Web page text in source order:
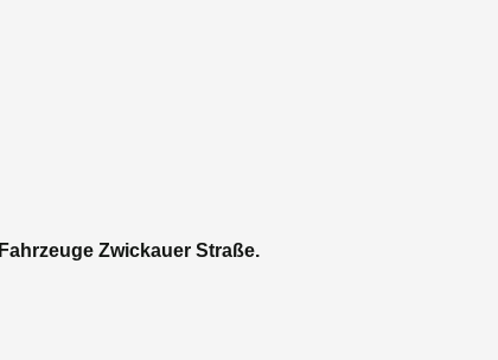
Fahrzeuge Zwickauer Straße.